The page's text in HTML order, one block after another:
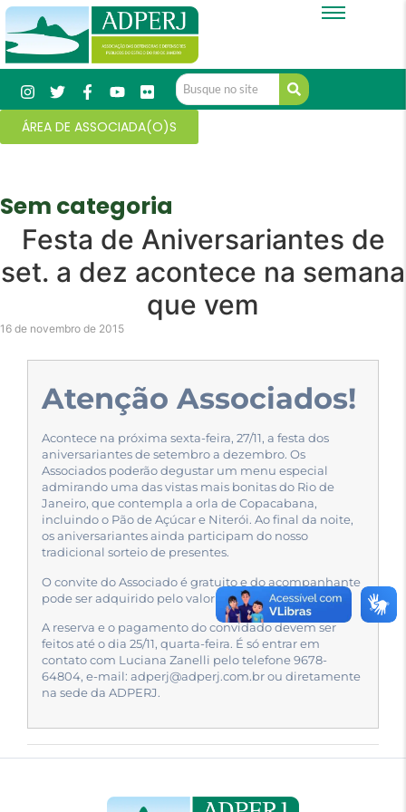
ÁREA DE ASSOCIADA(O)S
Sem categoria
Festa de Aniversariantes de
set. a dez acontece na semana
que vem
16 de novembro de 2015
Atenção Associados!
Acontece na próxima sexta-feira, 27/11, a festa dos
aniversariantes de setembro a dezembro. Os
Associados poderão degustar um menu especial
admirando uma das vistas mais bonitas do Rio de
Janeiro, que contempla a orla de Copacabana,
incluindo o Pão de Açúcar e Niterói. Ao final da noite,
os aniversariantes ainda participam do nosso
tradicional sorteio de presentes.
O convite do Associado é gratuito e do acompanhante
pode ser adquirido pelo valor de R$ 120,00.
A reserva e o pagamento do convidado devem ser
feitos até o dia 25/11, quarta-feira. É só entrar em
contato com Luciana Zanelli pelo telefone 9678-
64804, e-mail: adperj@adperj.com.br ou diretamente
na sede da ADPERJ.